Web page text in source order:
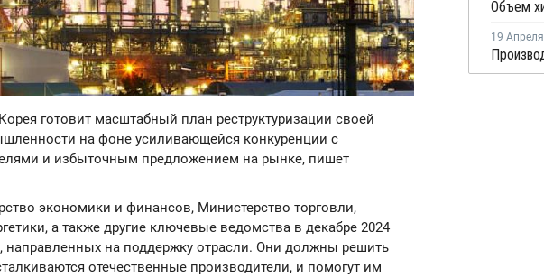
готовит масштабный план реструктуризации своей
на фоне усиливающейся конкуренции с
и избыточным предложением на рынке, пишет
экономики и финансов, Министерство торговли,
а также другие ключевые ведомства в декабре 2024
направленных на поддержку отрасли. Они должны решить
отечественные производители, и помогут им
19 Апреля